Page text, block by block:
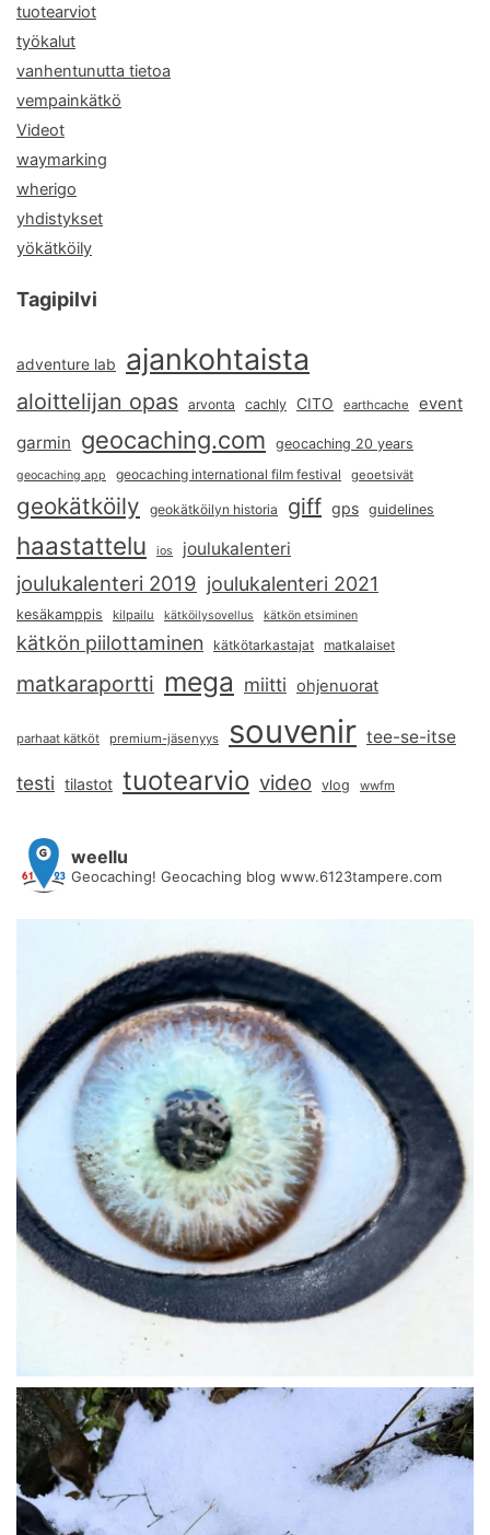
tuotearviot
työkalut
vanhentunutta tietoa
vempainkätkö
Videot
waymarking
wherigo
yhdistykset
yökätköily
Tagipilvi
adventure lab ajankohtaista
aloittelijan opas arvonta cachly CITO earthcache event
garmin geocaching.com geocaching 20 years
geocaching app geocaching international film festival geoetsivät
geokätköily geokätköilyn historia giff gps guidelines
haastattelu ios joulukalenteri
joulukalenteri 2019 joulukalenteri 2021
kesäkamppis kilpailu kätköilysovellus kätkön etsiminen
kätkön piilottaminen kätkötarkastajat matkalaiset
matkaraportti mega miitti ohjenuorat
parhaat kätköt premium-jäsenyys souvenir tee-se-itse
testi tilastot tuotearvio video vlog wwfm
weellu
Geocaching! Geocaching blog www.6123tampere.com